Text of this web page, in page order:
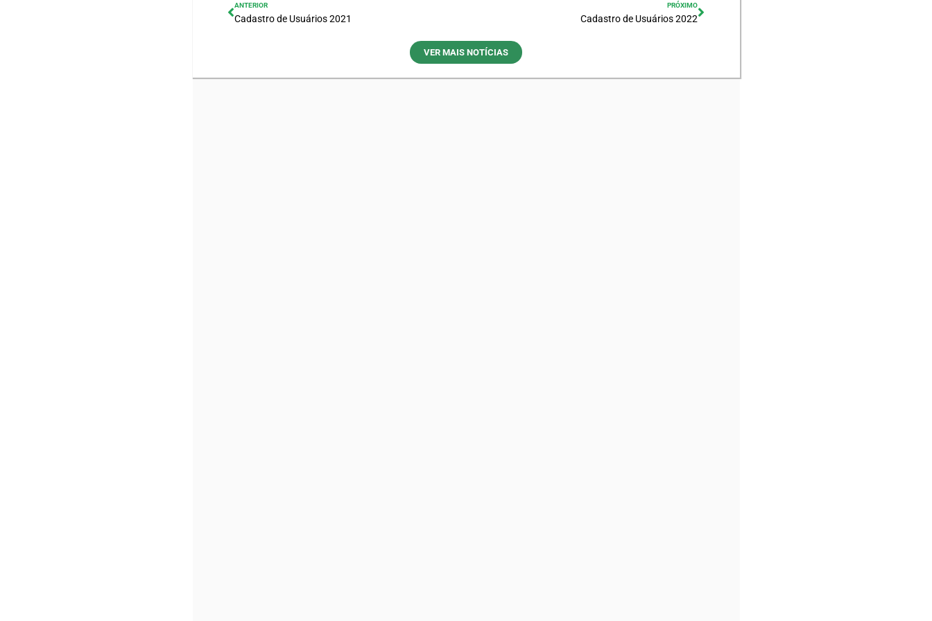
ANTERIOR
Cadastro de Usuários 2021
PRÓXIMO
Cadastro de Usuários 2022
VER MAIS NOTÍCIAS